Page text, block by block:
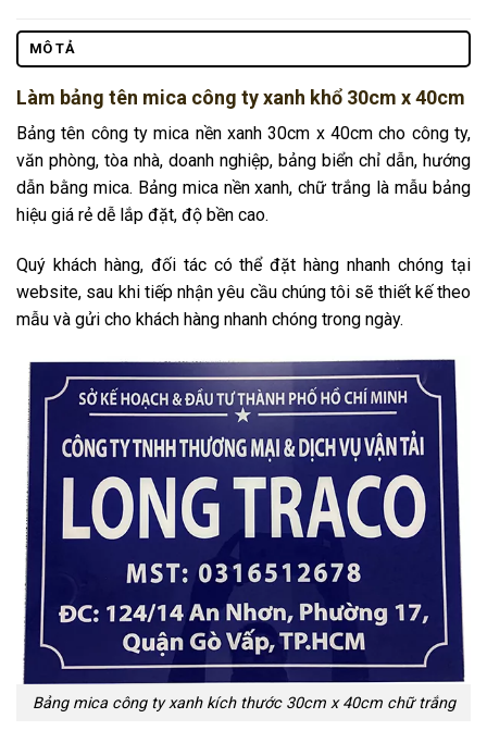
MÔ TẢ
Làm bảng tên mica công ty xanh khổ 30cm x 40cm
Bảng tên công ty mica nền xanh 30cm x 40cm cho công ty,
văn phòng, tòa nhà, doanh nghiệp, bảng biển chỉ dẫn, hướng
dẫn bằng mica. Bảng mica nền xanh, chữ trắng là mẫu bảng
hiệu giá rẻ dễ lắp đặt, độ bền cao.
Quý khách hàng, đối tác có thể đặt hàng nhanh chóng tại
website, sau khi tiếp nhận yêu cầu chúng tôi sẽ thiết kế theo
mẫu và gửi cho khách hàng nhanh chóng trong ngày.
Bảng mica công ty xanh kích thước 30cm x 40cm chữ trắng